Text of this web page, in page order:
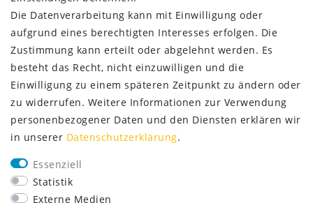
SERVICE
Lieferung nur 2,95 €
Rücksendung kostenfrei
Die Datenverarbeitung kann mit Einwilligung oder
aufgrund eines berechtigten Interesses erfolgen. Die
Zustimmung kann erteilt oder abgelehnt werden. Es
besteht das Recht, nicht einzuwilligen und die
Einwilligung zu einem späteren Zeitpunkt zu ändern oder
zu widerrufen. Weitere Informationen zur Verwendung
personenbezogener Daten und den Diensten erklären wir
in unserer Daten­schutz­erklärung.
Essenziell
Statistik
Externe Medien